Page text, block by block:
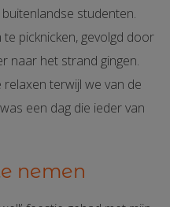
studenten.
picknicken, gevolgd door
naar het strand gingen.
terwijl we van de
een dag die ieder van
nemen